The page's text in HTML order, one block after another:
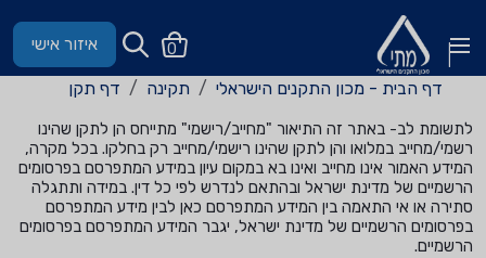
0 איזור אישי
דף הבית - מכון התקנים הישראלי תקינה דף תקן
לתשומת לב- באתר זה התיאור "מחייב/רישמי" מתייחס הן לתקן שהינו
רשמי/מחייב במלואו והן לתקן שהינו רישמי/מחייב רק בחלקו. בכל מקרה,
המידע האמור אינו מחייב ואינו בא במקום עיון במידע המתפרסם בפרסומים
הרשמיים של מדינת ישראל ובהתאם לנדרש לפי כל דין. במידה ותתגלה
סתירה או אי התאמה בין המידע המתפרסם כאן לבין מידע המתפרסם
בפרסומים הרשמיים של מדינת ישראל, יגבר המידע המתפרסם בפרסומים
הרשמיים.